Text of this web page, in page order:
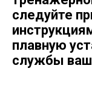
следуйте
плавную
службы